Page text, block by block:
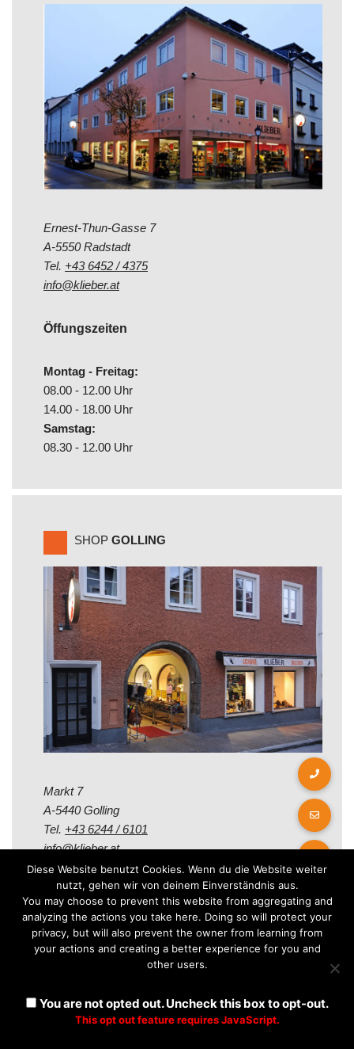
Ernest-Thun-Gasse 7
A-5550 Radstadt
Tel. +43 6452 / 4375
info@klieber.at
Öffungszeiten
Montag - Freitag:
08.00 - 12.00 Uhr
14.00 - 18.00 Uhr
Samstag:
08.30 - 12.00 Uhr
SHOP GOLLING
Markt 7
A-5440 Golling
Tel. +43 6244 / 6101
info@klieber.at
Öffungszeiten
Montag - Freitag:
08.00 - 12.00 Uhr
08.30 - 12.30 Uhr
Diese Website benutzt Cookies. Wenn du die Website weiter
nutzt, gehen wir von deinem Einverständnis aus.
You may choose to prevent this website from aggregating and
analyzing the actions you take here. Doing so will protect your
privacy, but will also prevent the owner from learning from
your actions and creating a better experience for you and
other users.
You are not opted out. Uncheck this box to opt-out.
This opt out feature requires JavaScript.